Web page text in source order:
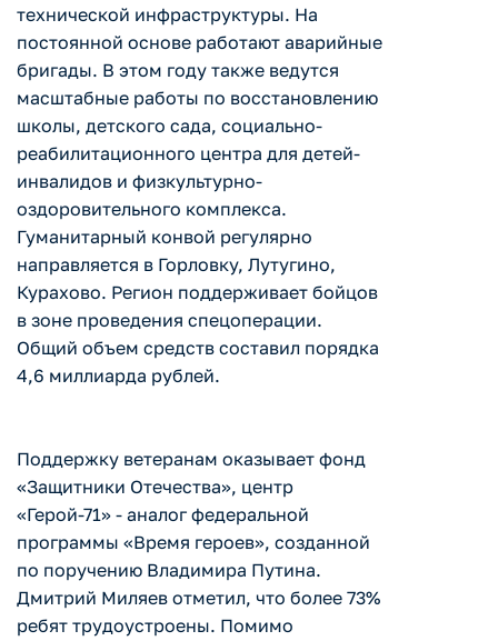
технической инфраструктуры. На
постоянной основе работают аварийные
бригады. В этом году также ведутся
масштабные работы по восстановлению
школы, детского сада, социально-
реабилитационного центра для детей-
инвалидов и физкультурно-
оздоровительного комплекса.
Гуманитарный конвой регулярно
направляется в Горловку, Лутугино,
Курахово. Регион поддерживает бойцов
в зоне проведения спецоперации.
Общий объем средств составил порядка
4,6 миллиарда рублей.
Поддержку ветеранам оказывает фонд
«Защитники Отечества», центр
«Герой-71» - аналог федеральной
программы «Время героев», созданной
по поручению Владимира Путина.
Дмитрий Миляев отметил, что более 73%
ребят трудоустроены. Помимо